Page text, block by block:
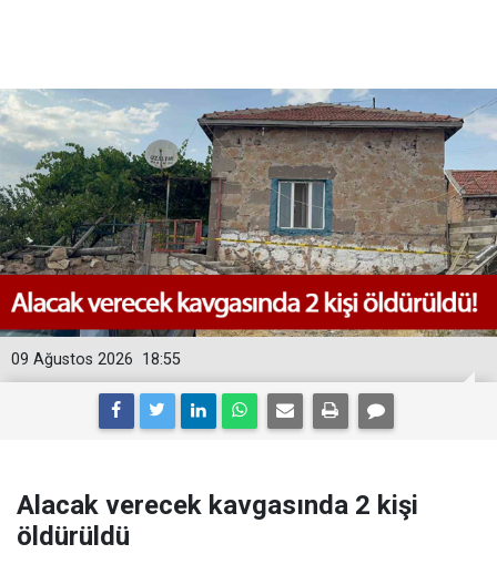
18:55
09 Ağustos 2026
Alacak verecek kavgasında 2 kişi
öldürüldü